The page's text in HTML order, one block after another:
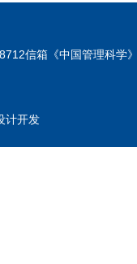
信箱《中国管理科
计开发